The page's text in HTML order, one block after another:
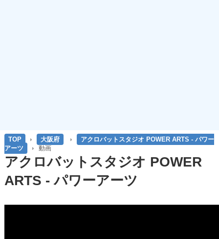
TOP 大阪府
アクロバットスタジオ POWER ARTS - パワー
アーツ
動画
アクロバットスタジオ POWER
ARTS - パワーアーツ